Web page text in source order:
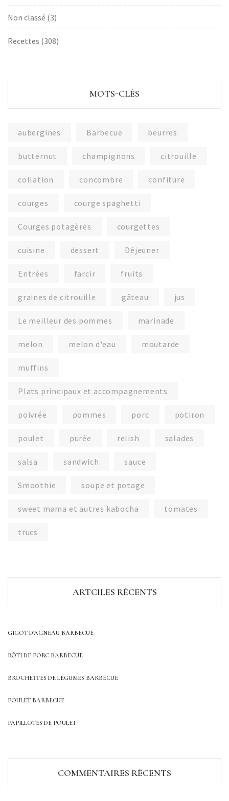
Non classé (3)
Recettes (308)
MOTS-CLÉS
aubergines Barbecue beurres
butternut champignons citrouille
collation concombre confiture
courges courge spaghetti
Courges potagères courgettes
cuisine dessert Déjeuner
Entrées farcir fruits
graines de citrouille gâteau jus
Le meilleur des pommes marinade
melon melon d'eau moutarde
muffins
Plats principaux et accompagnements
poivrée pommes porc potiron
poulet purée relish salades
salsa sandwich sauce
Smoothie soupe et potage
sweet mama et autres kabocha tomates
trucs
ARTCILES RÉCENTS
GIGOT D’AGNEAU BARBECUE
RÔTI DE PORC BARBECUE
BROCHETTES DE LÉGUMES BARBECUE
POULET BARBECUE
PAPILLOTES DE POULET
COMMENTAIRES RÉCENTS